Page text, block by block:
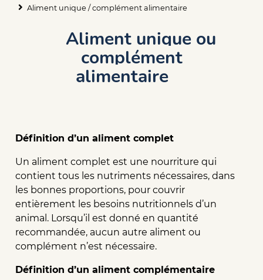
FilAliment unique / complément alimentaire
Aliment unique ou
complément
alimentaire
Définition d’un aliment complet
Un aliment complet est une nourriture qui
contient tous les nutriments nécessaires, dans
les bonnes proportions, pour couvrir
entièrement les besoins nutritionnels d’un
animal. Lorsqu’il est donné en quantité
recommandée, aucun autre aliment ou
complément n’est nécessaire.
Définition d’un aliment complémentaire